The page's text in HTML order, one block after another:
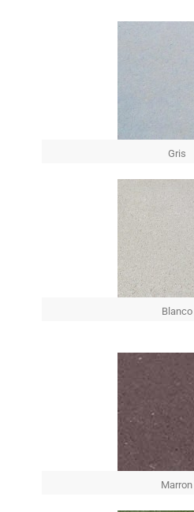
Gris
Blanco
Marron